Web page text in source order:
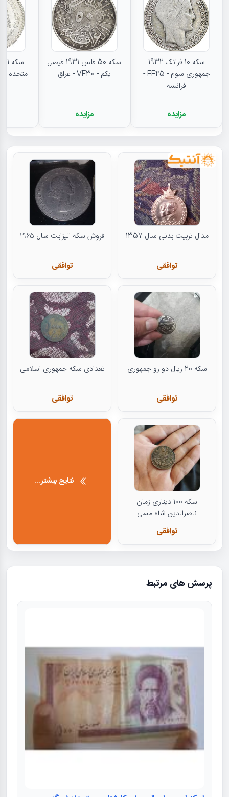
سکه 10 فرانک 1932
جمهوری سوم - EF45 -
فرانسه
مزایده
سکه 50 فلس 1931 فیصل
یکم - VF30 - عراق
مزایده
متحده - MS62 - مکزیک
مدال تربیت بدنی سال 1357
توافقی
فروش سکه الیزابت سال ۱۹۶۵
توافقی
سکه 20 ریال دو رو جمهوری
توافقی
تعدادی سکه جمهوری اسلامی
توافقی
سکه 100 دیناری زمان
ناصرالدین شاه مسی
توافقی
نتایج بیشتر...
پرسش های مرتبط